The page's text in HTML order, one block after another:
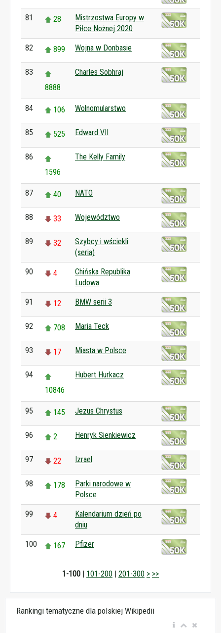
81 28
Mistrzostwa Europy w
Piłce Nożnej 2020
82 899 Wojna w Donbasie
83
8888
Charles Sobhraj
84 106 Wolnomularstwo
85 525 Edward VII
86
1596
The Kelly Family
87 40 NATO
88 33 Województwo
89 32
Szybcy i wściekli
(seria)
90 4
Chińska Republika
Ludowa
91 12 BMW serii 3
92 708 Maria Teck
93 17 Miasta w Polsce
94
10846
Hubert Hurkacz
95 145 Jezus Chrystus
96 2 Henryk Sienkiewicz
97 22 Izrael
98 178
Parki narodowe w
Polsce
99 4
Kalendarium dzień po
dniu
100 167 Pfizer
1-100 | 101-200 | 201-300 > >>
Rankingi tematyczne dla polskiej Wikipedii